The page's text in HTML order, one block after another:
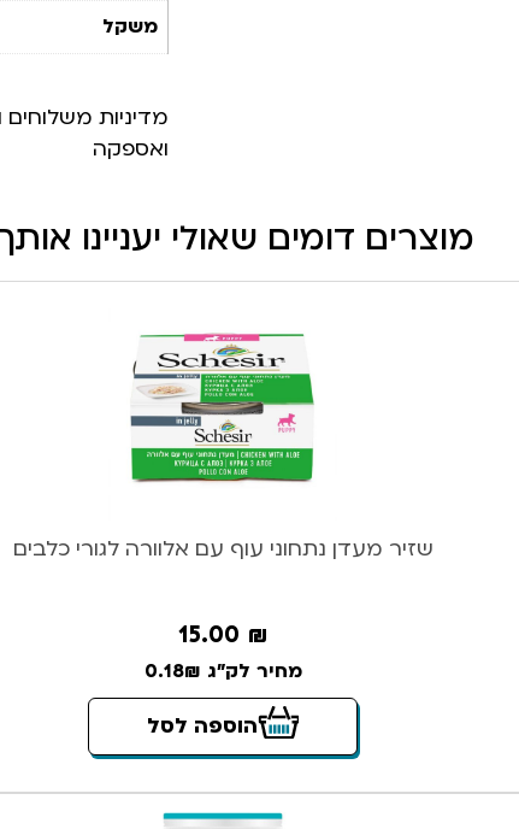
משקל
מדיניות
ואספקה
מוצרים דומים שאולי יעניינו
שזיר מעדן נתחוני עוף עם אלוורה לגורי כלבים
15.00 ₪
מחיר לק"ג 0.18₪
הוספה לסל